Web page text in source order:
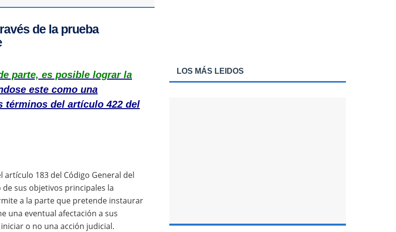
de la prueba
parte, es posible lograr la
este como una
términos del artículo 422 del
artículo 183 del Código General del
sus objetivos principales la
a la parte que pretende instaurar
una eventual afectación a sus
o no una acción judicial.
LOS MÁS LEIDOS